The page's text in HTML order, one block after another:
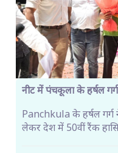
नीट में पंचकूला के हर्षल
Panchkula के हर्षल
लेकर देश में 50वीं रैंक